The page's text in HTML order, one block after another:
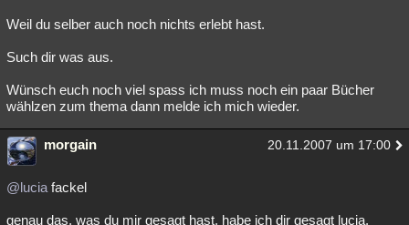
Weil du selber auch noch nichts erlebt hast.
Such dir was aus.
Wünsch euch noch viel spass ich muss noch ein paar Bücher
wählzen zum thema dann melde ich mich wieder.
morgain 20.11.2007 um 17:00
@lucia fackel
genau das, was du mir gesagt hast, habe ich dir gesagt lucia.